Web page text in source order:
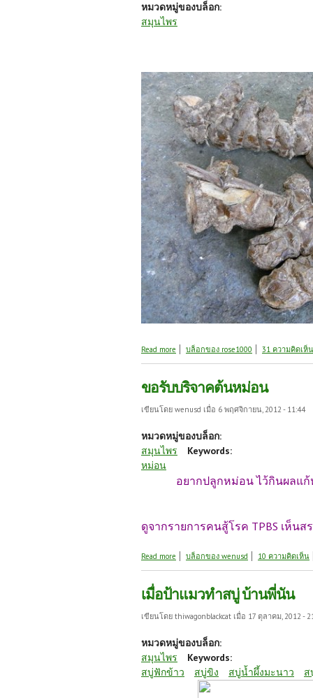
หมวดหมู่ของบล็อก:
สมุนไพร
Read more about คำถามประจำวันศุกร์ที่ 09/11/55 เ
บล็อกของ rose1000 31 ความคิดเห็น
ขอรับบริจาคต้นหม่อน
เขียนโดย wenusd เมื่อ 6 พฤศจิกายน, 2012 - 11:44
หมวดหมู่ของบล็อก:
สมุนไพร
Keywords:
หม่อน
อยากปลูกหม่อน ไว้กินผลแก้
ดูจากรายการคนสู้โรค TPBS เห็น
Read more about ขอรับบริจาคต้นหม่อน
บล็อกของ wenusd 10 ความคิดเห็น
เมื่อป้าแมวทำสบู่ บ้านพี่นัน
เขียนโดย thiwagonblackcat เมื่อ 17 ตุลาคม, 2012 -
หมวดหมู่ของบล็อก:
สมุนไพร
Keywords:
สบู่ฟักข้าว
สบู่ขิง สบู่น้ำผึ้งมะนาว